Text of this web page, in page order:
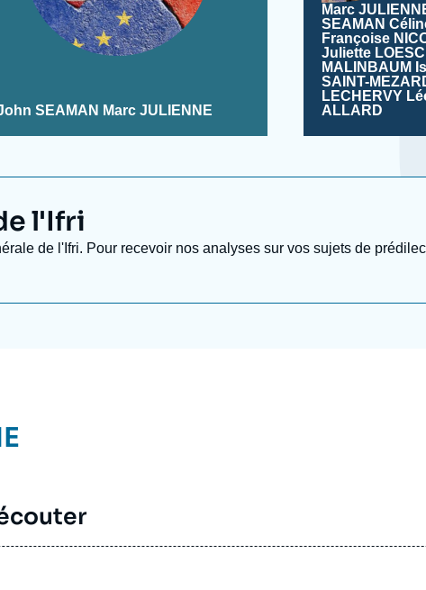
SEAMAN Marc JULIENNE
Marc
SEAMAN
Françoise
Juliette
MALINBAUM
SAINT-
LECHERVY
ALLARD
l'Ifri
de l'Ifri. Pour recevoir nos analyses sur vos sujets de